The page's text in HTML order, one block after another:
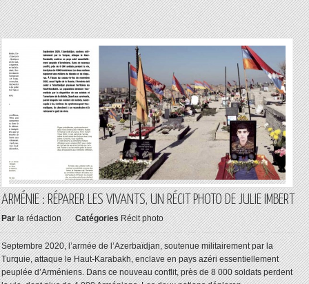
ARMÉNIE : RÉPARER LES VIVANTS, UN RÉCIT PHOTO DE JULIE IMBERT
Par la rédaction Catégories Récit photo
Septembre 2020, l’armée de l’Azerbaïdjan, soutenue militairement par la
Turquie, attaque le Haut-Karabakh, enclave en pays azéri essentiellement
peuplée d’Arméniens. Dans ce nouveau conflit, près de 8 000 soldats perdent